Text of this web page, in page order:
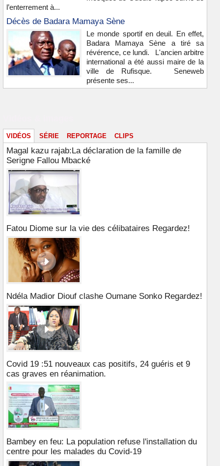
l’enterrement à...
Décès de Badara Mamaya Sène
Le monde sportif en deuil. En effet,
Badara Mamaya Sène a tiré sa
révérence, ce lundi. L'ancien arbitre
international a été aussi maire de la
ville de Rufisque. Seneweb
présente ses...
VIDÉOS SÉRIE REPORTAGE CLIPS
Magal kazu rajab:La déclaration de la famille de
Serigne Fallou Mbacké
Fatou Diome sur la vie des célibataires Regardez!
Ndéla Madior Diouf clashe Oumane Sonko Regardez!
Covid 19 :51 nouveaux cas positifs, 24 guéris et 9
cas graves en réanimation.
Bambey en feu: La population refuse l'installation du
centre pour les malades du Covid-19